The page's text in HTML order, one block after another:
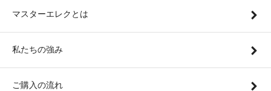
マスターエレクとは
私たちの強み
ご購入の流れ